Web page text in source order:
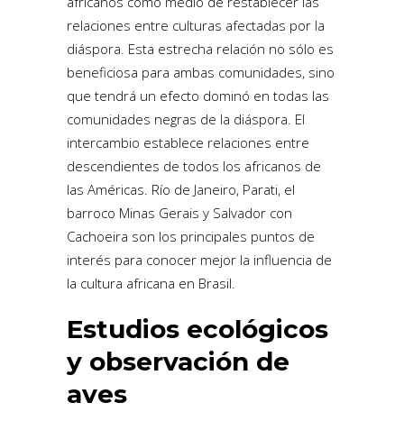
relaciones entre culturas afectadas por la
diáspora. Esta estrecha relación no sólo es
beneficiosa para ambas comunidades, sino
que tendrá un efecto dominó en todas las
comunidades negras de la diáspora. El
intercambio establece relaciones entre
descendientes de todos los africanos de
las Américas. Río de Janeiro, Parati, el
barroco Minas Gerais y Salvador con
Cachoeira son los principales puntos de
interés para conocer mejor la influencia de
la cultura africana en Brasil.
Estudios ecológicos
y observación de
aves